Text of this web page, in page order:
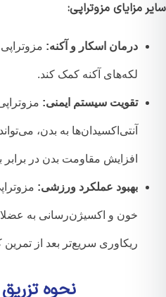
مزایای مزوتراپی:
درمان اسکار و آکنه:مزوتراپی
لکه‌های آکنه کمک کند.
تقویت سیستم ایمنی:مزوتراپی
آنتی‌اکسیدان‌ها به بدن،
افزایش مقاومت بدن در برابر
بهبود عملکرد ورزشی:مزوتراپی
خون و اکسیژن‌رسانی به
ریکاوری سریع‌تر بعد از تمرین
نحوه تزریق